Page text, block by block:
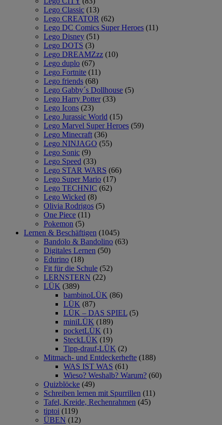
Lego Classic (13)
Lego CREATOR (62)
Lego DC Comics Super Heroes (11)
Lego Disney (51)
Lego DOTS (3)
Lego DREAMZzz (10)
Lego duplo (67)
Lego Fortnite (11)
Lego friends (68)
Lego Gabby´s Dollhouse (5)
Lego Harry Potter (33)
Lego Icons (23)
Lego Jurassic World (15)
Lego Marvel Super Heroes (59)
Lego Minecraft (36)
Lego NINJAGO (55)
Lego Sonic (9)
Lego Speed (33)
Lego STAR WARS (66)
Lego Super Mario (17)
Lego TECHNIC (62)
Lego Wicked (8)
Olivia Rodrigos (5)
One Piece (11)
Pokemon (5)
Lernen & Beschäftigen (1045)
Bandolo & Bandolino (63)
Digitales Lernen (50)
Edurino (18)
Fit für die Schule (52)
LERNSTERN (22)
LÜK (389)
bambinoLÜK (86)
LÜK (87)
LÜK – DAS SPIEL (5)
miniLÜK (189)
pocketLÜK (1)
SteckLÜK (19)
Tipp-drauf-LÜK (2)
Mitmach- und Entdeckerhefte (188)
WAS IST WAS (61)
Wieso? Weshalb? Warum? (60)
Quizblöcke (49)
Schreiben lernen mit Spurrillen (11)
Tafel, Kreide, Rechenrahmen (45)
tiptoi (119)
ÜBEN (12)